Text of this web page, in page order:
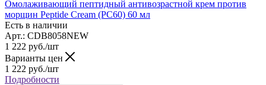
Омолаживающий пептидный антивозрастной крем против
морщин Peptide Cream (PC60) 60 мл
Есть в наличии
Арт.: CDB8058NEW
1 222 руб./шт
Варианты цен
1 222 руб./шт
Подробности